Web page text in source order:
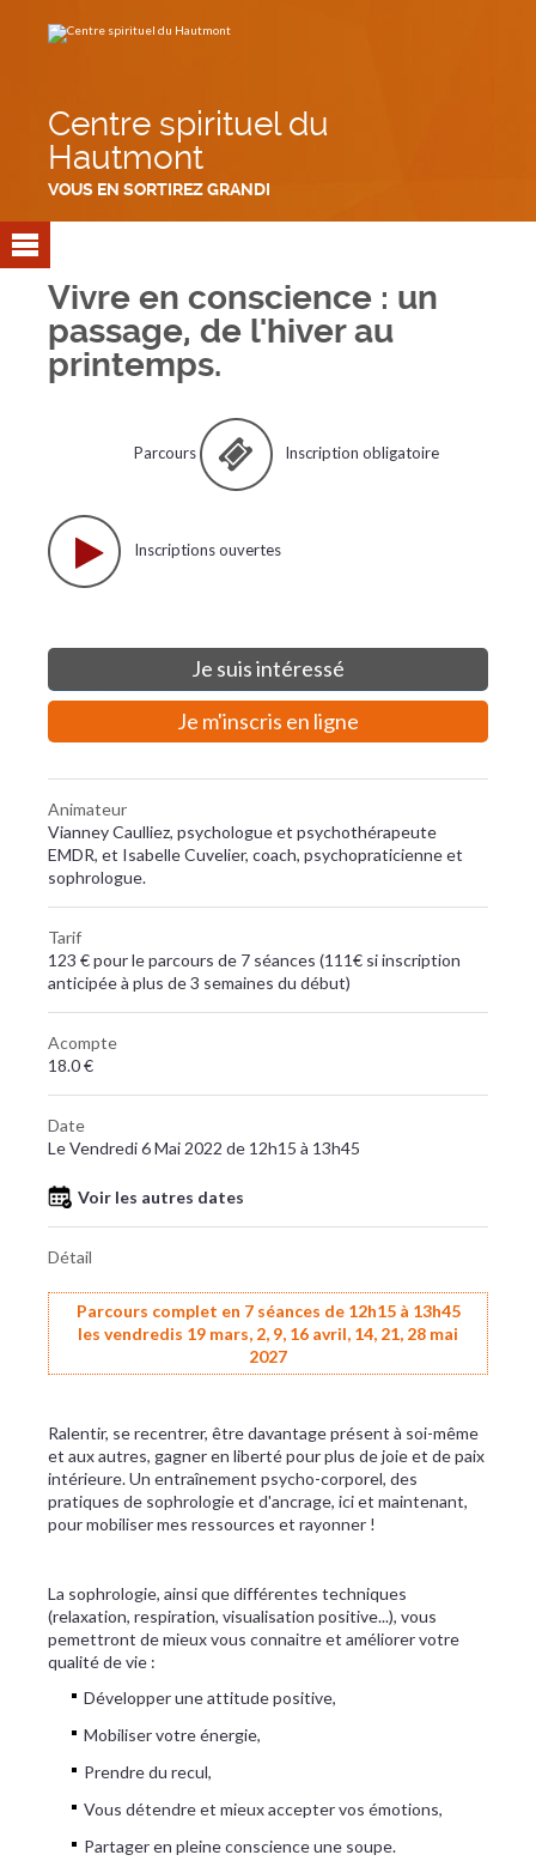
contenu.
Centre spirituel du
Hautmont
VOUS EN SORTIREZ GRANDI
Vivre en conscience : un
passage, de l'hiver au
printemps.
Parcours Inscription obligatoire
Inscriptions ouvertes
Je suis intéressé
Je m'inscris en ligne
Animateur
Vianney Caulliez, psychologue et psychothérapeute
EMDR, et Isabelle Cuvelier, coach, psychopraticienne et
sophrologue.
Tarif
123 € pour le parcours de 7 séances (111€ si inscription
anticipée à plus de 3 semaines du début)
Acompte
18.0 €
Date
Le Vendredi 6 Mai 2022 de 12h15 à 13h45
Voir les autres dates
Détail
Parcours complet en 7 séances de 12h15 à 13h45
les vendredis 19 mars, 2, 9, 16 avril, 14, 21, 28 mai
2027
Ralentir, se recentrer, être davantage présent à soi-même
et aux autres, gagner en liberté pour plus de joie et de paix
intérieure. Un entraînement psycho-corporel, des
pratiques de sophrologie et d'ancrage, ici et maintenant,
pour mobiliser mes ressources et rayonner !
La sophrologie, ainsi que différentes techniques
(relaxation, respiration, visualisation positive...), vous
pemettront de mieux vous connaitre et améliorer votre
qualité de vie :
Développer une attitude positive,
Mobiliser votre énergie,
Prendre du recul,
Vous détendre et mieux accepter vos émotions,
Partager en pleine conscience une soupe.